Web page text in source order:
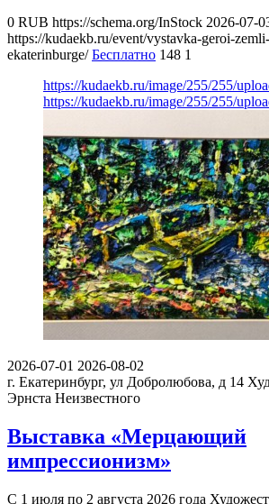
0 RUB https://schema.org/InStock 2026-07-
https://kudaekb.ru/event/vystavka-geroi-
ekaterinburge/ Бесплатно 148 1
https://kudaekb.ru/image/255/255/
https://kudaekb.ru/image/255/255/
2026-07-01 2026-08-02
г. Екатеринбург, ул Добролюбова, д 14
Эрнста Неизвестного
Выставка «Мерцающий
импрессионизм»
С 1 июля по 2 августа 2026 года